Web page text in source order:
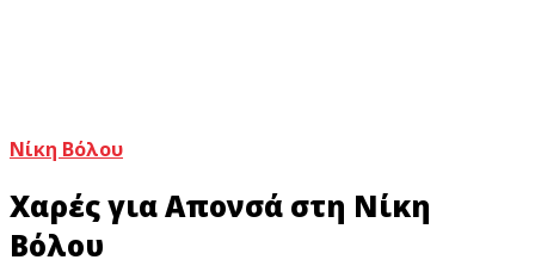
Νίκη Βόλου
Χαρές για Απονσά στη Νίκη
Βόλου